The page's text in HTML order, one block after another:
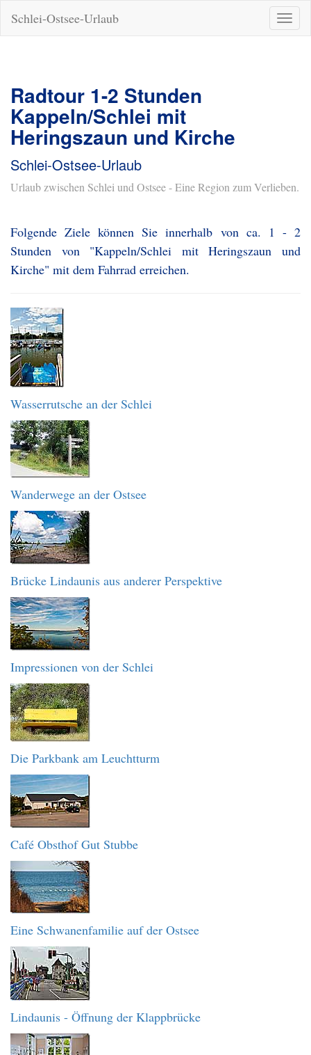
ein-/
Schlei-Ostsee-Urlaub
Radtour 1-2 Stunden
Kappeln/Schlei mit
Heringszaun und Kirche
Schlei-Ostsee-Urlaub
Urlaub zwischen Schlei und Ostsee - Eine Region zum Verlieben.
Folgende Ziele können Sie innerhalb von ca. 1 - 2
Stunden von "Kappeln/Schlei mit Heringszaun und
Kirche" mit dem Fahrrad erreichen.
Wasserrutsche an der Schlei
Wanderwege an der Ostsee
Brücke Lindaunis aus anderer Perspektive
Impressionen von der Schlei
Die Parkbank am Leuchtturm
Café Obsthof Gut Stubbe
Eine Schwanenfamilie auf der Ostsee
Lindaunis - Öffnung der Klappbrücke